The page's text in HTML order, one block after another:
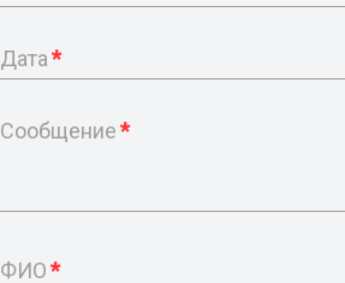
Дата*
Сообщение*
ФИО*